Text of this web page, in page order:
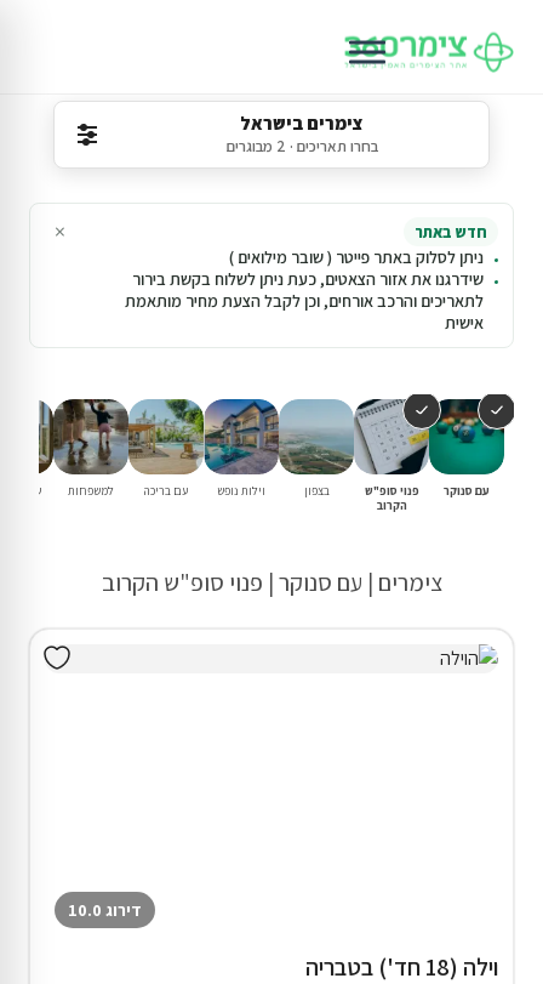
צימרים בישראל
בחרו תאריכים · 2 מבוגרים
חדש באתר
ניתן לסלוק באתר פייטר ( שובר מילואים )
שידרגנו את אזור הצאטים, כעת ניתן לשלוח בקשת בירור
לתאריכים והרכב אורחים, וכן לקבל הצעת מחיר מותאמת
אישית
×
עם סנוקר
פנוי סופ"ש
הקרוב
בצפון וילות נופש עם בריכה למשפחות שומרי
צימרים | עם סנוקר | פנוי סופ"ש הקרוב
דירוג 10.0
וילה (18 חד') בטבריה